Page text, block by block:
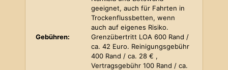
geeignet, auch für Fahrten in
Trockenflussbetten, wenn
auch auf eigenes Risiko.
Gebühren:
Grenzübertritt LOA 600 Rand /
ca. 42 Euro. Reinigungsgebühr
400 Rand / ca. 28 € ,
Vertragsgebühr 100 Rand / ca.